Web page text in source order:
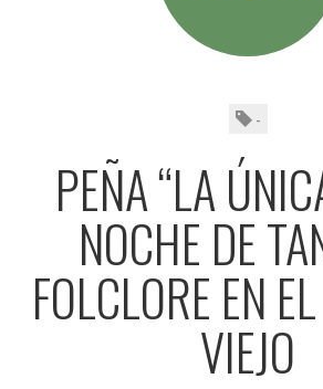
-
PEÑA “LA
NOCHE DE
FOLCLORE EN
VIEJO